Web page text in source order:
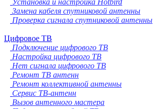
Установка и настройка Hotbird
Замена кабеля спутниковой антенны
Проверка сигнала спутниковой антенны
Цифровое ТВ
Подключение цифрового ТВ
Настройка цифрового ТВ
Нет сигнала цифрового ТВ
Ремонт ТВ антенн
Ремонт коллективной антенны
Сервис ТВ-антенн
Вызов антенного мастера